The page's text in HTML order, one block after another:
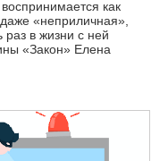
как
«неприличная»,
раз в жизни с ней
«Закон» Елена